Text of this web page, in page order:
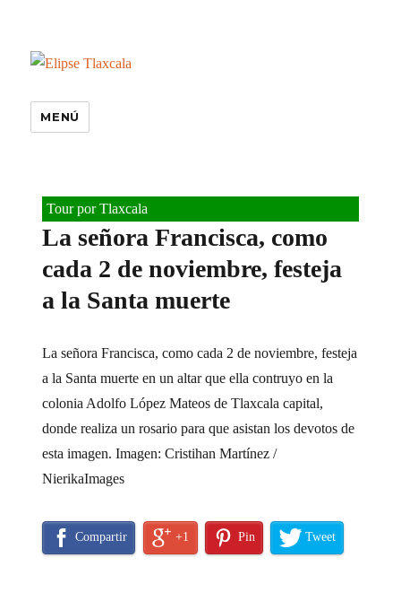
MENÚ
Tour por Tlaxcala
La señora Francisca, como
cada 2 de noviembre, festeja
a la Santa muerte
La señora Francisca, como cada 2 de noviembre, festeja
a la Santa muerte en un altar que ella contruyo en la
colonia Adolfo López Mateos de Tlaxcala capital,
donde realiza un rosario para que asistan los devotos de
esta imagen. Imagen: Cristihan Martínez /
NierikaImages
Compartir +1 Pin Tweet